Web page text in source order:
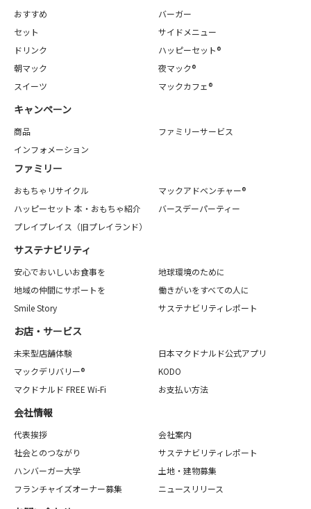
おすすめ
バーガー
セット
サイドメニュー
ドリンク
ハッピーセット®
朝マック
夜マック®
スイーツ
マックカフェ®
キャンペーン
商品
ファミリーサービス
インフォメーション
ファミリー
おもちゃリサイクル
マックアドベンチャー®
ハッピーセット 本・おもちゃ紹介
バースデーパーティー
プレイプレイス（旧プレイランド）
サステナビリティ
安心でおいしいお食事を
地球環境のために
地域の仲間にサポートを
働きがいをすべての人に
Smile Story
サステナビリティレポート
お店・サービス
未来型店舗体験
日本マクドナルド公式アプリ
マックデリバリー®
KODO
マクドナルド FREE Wi-Fi
お支払い方法
会社情報
代表挨拶
会社案内
社会とのつながり
サステナビリティレポート
ハンバーガー大学
土地・建物募集
フランチャイズオーナー募集
ニュースリリース